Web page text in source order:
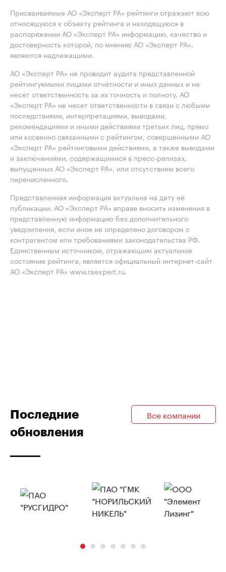
Присваиваемые АО «Эксперт РА» рейтинги отражают всю
относящуюся к объекту рейтинга и находящуюся в
распоряжении АО «Эксперт РА» информацию, качество и
достоверность которой, по мнению АО «Эксперт РА»,
являются надлежащими.
АО «Эксперт РА» не проводит аудита представленной
рейтингуемыми лицами отчётности и иных данных и не
несёт ответственность за их точность и полноту. АО
«Эксперт РА» не несет ответственности в связи с любыми
последствиями, интерпретациями, выводами,
рекомендациями и иными действиями третьих лиц, прямо
или косвенно связанными с рейтингом, совершенными АО
«Эксперт РА» рейтинговыми действиями, а также выводами
и заключениями, содержащимися в пресс-релизах,
выпущенных АО «Эксперт РА», или отсутствием всего
перечисленного.
Представленная информация актуальна на дату её
публикации. АО «Эксперт РА» вправе вносить изменения в
представленную информацию без дополнительного
уведомления, если иное не определено договором с
контрагентом или требованиями законодательства РФ.
Единственным источником, отражающим актуальное
состояние рейтинга, является официальный интернет-сайт
АО «Эксперт РА» www.raexpert.ru.
Последние
обновления
Все компании